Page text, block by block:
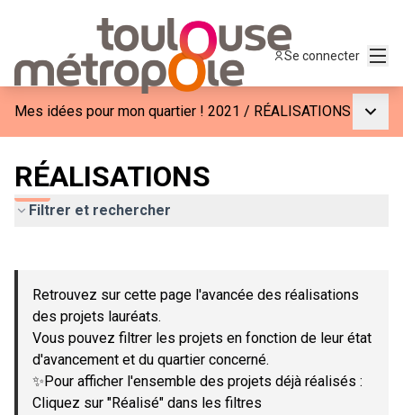
Se connecter
Mes idées pour mon quartier ! 2021 / RÉALISATIONS
RÉALISATIONS
Filtrer et rechercher
−
Retrouvez sur cette page l'avancée des réalisations
des projets lauréats.
Vous pouvez filtrer les projets en fonction de leur état
d'avancement et du quartier concerné.
✨Pour afficher l'ensemble des projets déjà réalisés :
Cliquez sur "Réalisé" dans les filtres